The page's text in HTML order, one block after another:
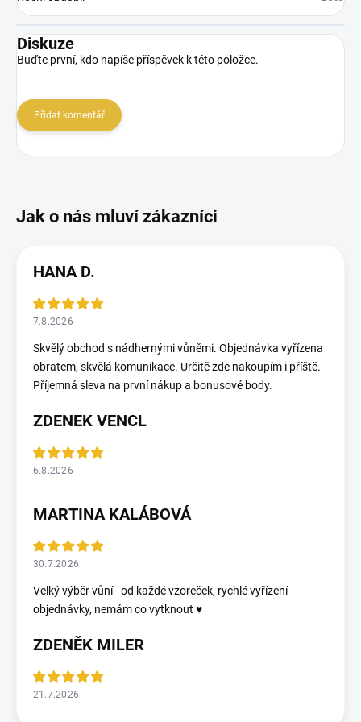
Diskuze
Buďte první, kdo napíše příspěvek k této položce.
Přidat komentář
HANA D.
7.8.2026
Skvělý obchod s nádhernými vůněmi. Objednávka vyřízena
obratem, skvělá komunikace. Určitě zde nakoupím i příště.
Příjemná sleva na první nákup a bonusové body.
ZDENEK VENCL
6.8.2026
MARTINA KALÁBOVÁ
30.7.2026
Velký výběr vůní - od každé vzoreček, rychlé vyřízení
objednávky, nemám co vytknout ♥️
ZDENĚK MILER
21.7.2026